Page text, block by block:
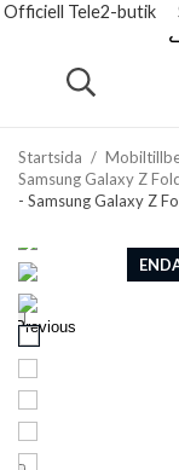
Officiell Tele2-butik
Startsida /
Samsung Galaxy Z
- Samsung Galaxy Z
Previous